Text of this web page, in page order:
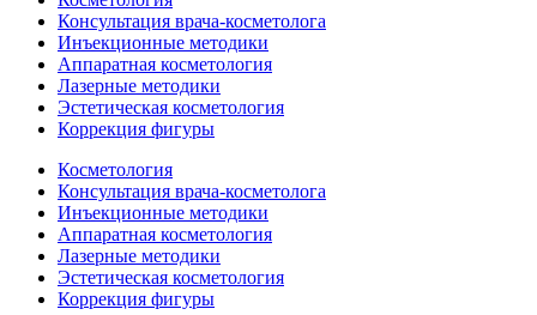
Консультация врача-косметолога
Инъекционные методики
Аппаратная косметология
Лазерные методики
Эстетическая косметология
Коррекция фигуры
Косметология
Консультация врача-косметолога
Инъекционные методики
Аппаратная косметология
Лазерные методики
Эстетическая косметология
Коррекция фигуры